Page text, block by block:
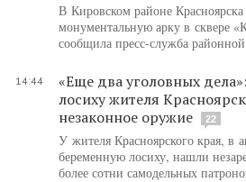
В Кировском районе Красноярска
монументальную арку в сквере
сообщила пресс-служба
14:44
«Еще два уголовных
лосиху жителя
незаконное оружие
22
У жителя Красноярского края, в
беременную лосиху, нашли
более сотни самодельных